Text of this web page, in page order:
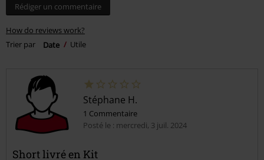
Rédiger un commentaire
How do reviews work?
Trier par
Date Utile
Stéphane H.
1 Commentaire
Posté le : mercredi, 3 juil. 2024
Short livré en Kit